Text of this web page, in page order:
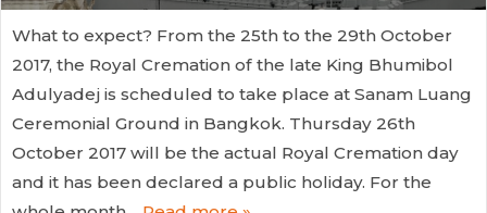
What to expect? From the 25th to the 29th October
2017, the Royal Cremation of the late King Bhumibol
Adulyadej is scheduled to take place at Sanam Luang
Ceremonial Ground in Bangkok. Thursday 26th
October 2017 will be the actual Royal Cremation day
and it has been declared a public holiday. For the